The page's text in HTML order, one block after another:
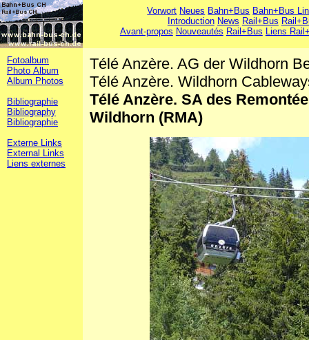
Vorwort Neues Bahn+Bus Bahn+Bus
Introduction News Rail+Bus
Avant-propos Nouveautés Rail+Bus Liens
Fotoalbum
Photo Album
Album Photos
Bibliographie
Bibliography
Bibliographie
Externe Links
External Links
Liens externes
Télé Anzère. AG der Wildhorn
Télé Anzère. Wildhorn
Télé Anzère. SA des
Wildhorn (RMA)